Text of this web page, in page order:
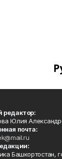
редактор:
Юлия
почта:
Башкортостан,